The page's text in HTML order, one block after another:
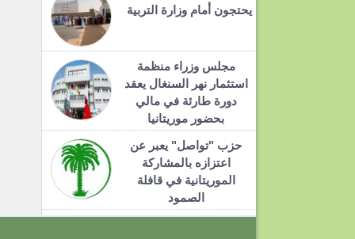
يحتجون أمام وزارة التربية
مجلس وزراء منظمة
استثمار نهر السنغال يعقد
دورة طارئة في مالي
بحضور موريتانيا
حزب "تواصل" يعبر عن
اعتزازه بالمشاركة
الموريتانية في قافلة
الصمود